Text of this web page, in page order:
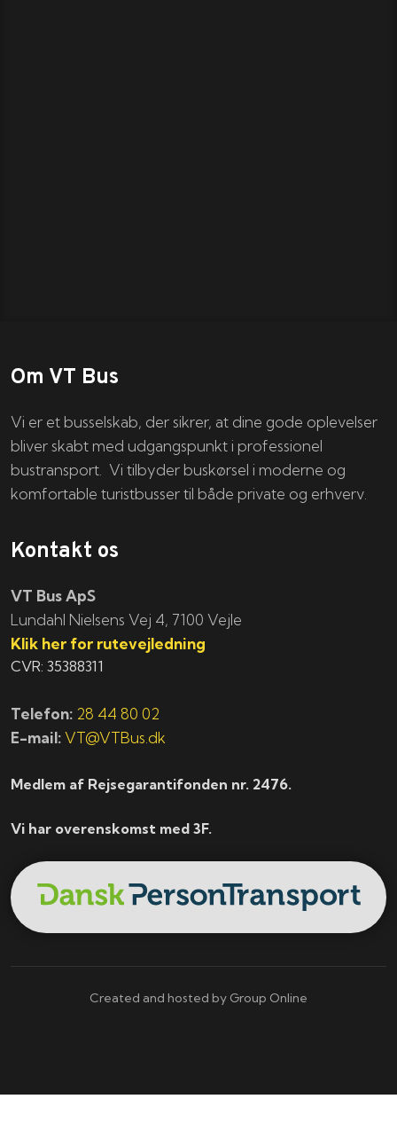
Om VT Bus
Vi er et busselskab, der sikrer, at dine gode oplevelser
bliver skabt med udgangspunkt i professionel
bustransport. Vi tilbyder buskørsel i moderne og
komfortable turistbusser til både private og erhverv.
Kontakt os
VT Bus ApS
​​​Lundahl Nielsens Vej 4, 7100 Vejle
Klik her for rutevejledning
CVR: 35388311
Telefon: 28 44 80 02
E-mail: VT@VTBus.dk
Medlem af Rejsegarantifonden nr. 2476.
Vi har overenskomst med 3F.
Created and hosted by Group Online